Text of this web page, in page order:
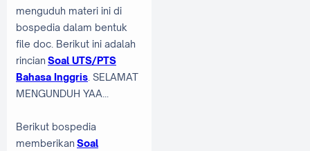
menguduh materi ini di
bospedia dalam bentuk
file doc. Berikut ini adalah
rincian Soal UTS/PTS
Bahasa Inggris . SELAMAT
MENGUNDUH YAA...
Berikut bospedia
memberikan Soal